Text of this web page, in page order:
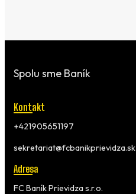
Spolu sme Baník
Kontakt
+421905651197
sekretariat@fcbanikprievidza.sk
Adresa
FC Baník Prievidza s.r.o.